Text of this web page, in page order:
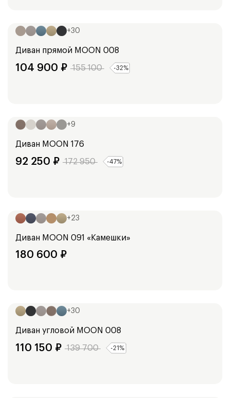
+30
Диван прямой MOON 008
104 900 ₽ 155 100 -32%
+9
Диван MOON 176
92 250 ₽ 172 950 -47%
+23
Диван MOON 091 «Камешки»
180 600 ₽
+30
Диван угловой MOON 008
110 150 ₽ 139 700 -21 %